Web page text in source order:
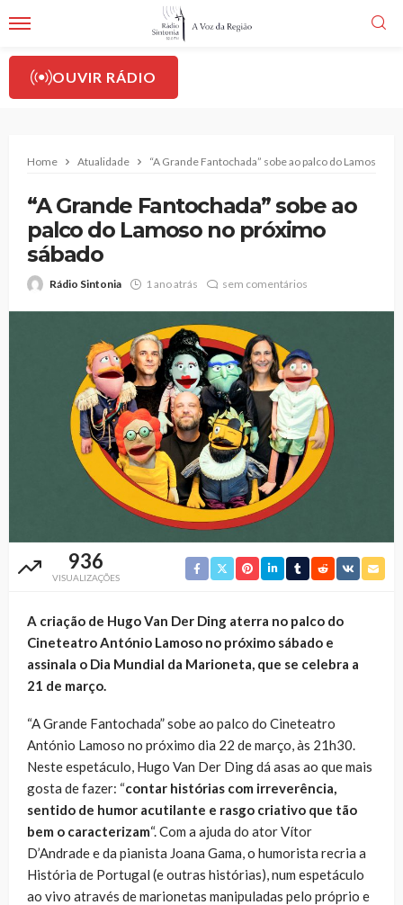
OUVIR RÁDIO
Home Atualidade “A Grande Fantochada” sobe ao palco do Lamoso no
“A Grande Fantochada” sobe ao
palco do Lamoso no próximo
sábado
Rádio Sintonia 1 ano atrás sem comentários
936
VISUALIZAÇÕES
A criação de Hugo Van Der Ding aterra no palco do
Cineteatro António Lamoso no próximo sábado e
assinala o Dia Mundial da Marioneta, que se celebra a
21 de março.
“A Grande Fantochada” sobe ao palco do Cineteatro
António Lamoso no próximo dia 22 de março, às 21h30.
Neste espetáculo, Hugo Van Der Ding dá asas ao que mais
gosta de fazer: “contar histórias com irreverência,
sentido de humor acutilante e rasgo criativo que tão
bem o caracterizam“. Com a ajuda do ator Vítor
D’Andrade e da pianista Joana Gama, o humorista recria a
História de Portugal (e outras histórias), num espetáculo
ao vivo através de marionetas manipuladas pelo próprio e